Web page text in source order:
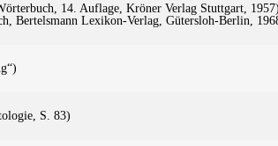
14. Auflage, Kröner Verlag Stuttgart,
Bertelsmann Lexikon-Verlag, Gütersloh-Berlin,
S. 83)